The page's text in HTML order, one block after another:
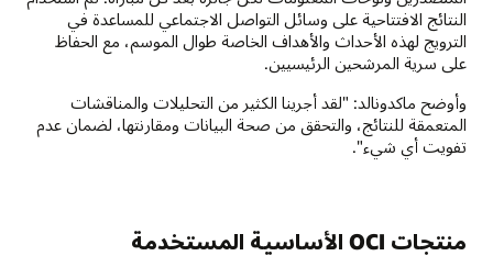
النتائج الافتتاحية على وسائل التواصل الاجتماعي للمساعدة في
الترويج لهذه الأحداث والأهداف الخاصة طوال الموسم، مع الحفاظ
على سرية المرشحين الرئيسيين.
وأوضح ماكدونالد: "لقد أجرينا الكثير من التحليلات والمناقشات
المتعمقة للنتائج، والتحقق من صحة البيانات ومقارنتها، لضمان عدم
تفويت أي شيء".
منتجات OCI الأساسية المستخدمة